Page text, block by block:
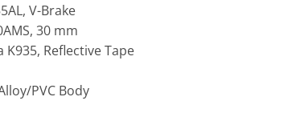
V-Brake
30 mm
K935, Reflective Tape
PVC Body